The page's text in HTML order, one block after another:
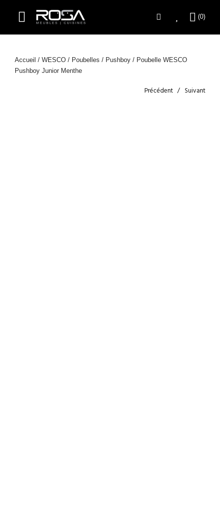
Accueil / WESCO / Poubelles / Pushboy / Poubelle WESCO
Pushboy Junior Menthe
Précédent Suivant